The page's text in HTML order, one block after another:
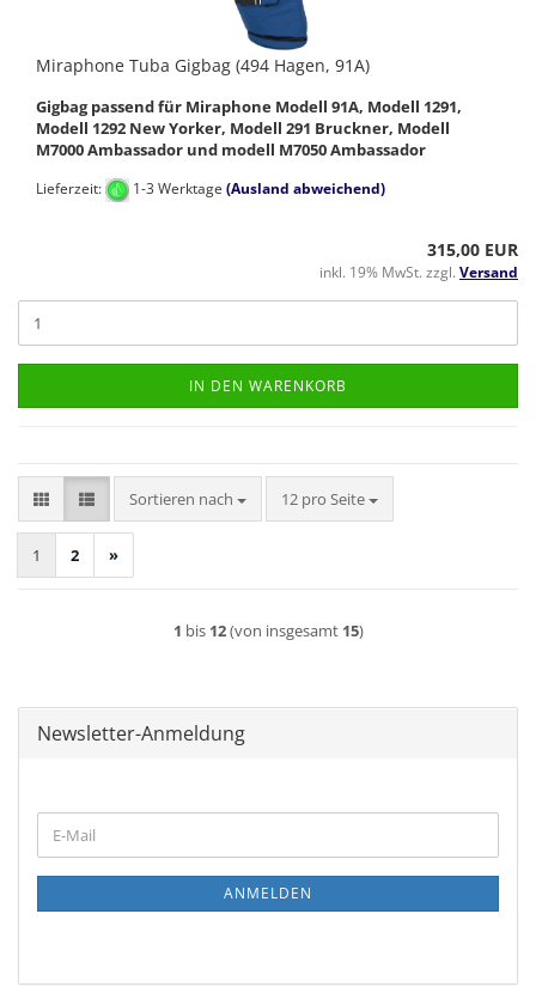
Miraphone Tuba Gigbag (494 Hagen, 91A)
Gigbag passend für Miraphone Modell 91A, Modell 1291,
Modell 1292 New Yorker, Modell 291 Bruckner, Modell
M7000 Ambassador und modell M7050 Ambassador
Lieferzeit: 1-3 Werktage (Ausland abweichend)
315,00 EUR
inkl. 19% MwSt. zzgl. Versand
IN DEN WARENKORB
Sortieren nach
Sortieren nach 12 pro Seite
pro Seite
1 2 »
1 bis 12(von insgesamt 15)
Newsletter-Anmeldung
ZUR
NEWSLETTER-
E-
Mail
ANMELDEN